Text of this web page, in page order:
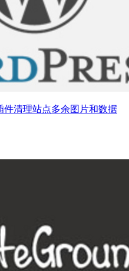
件清理站点多余图片和数据